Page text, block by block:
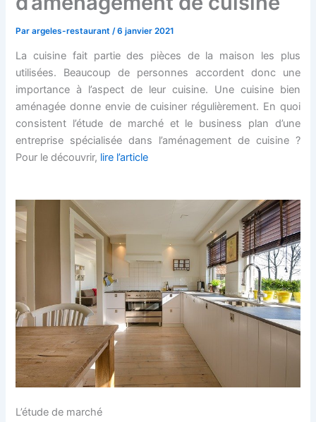
Parargeles-restaurant /6 janvier 2021
La cuisine fait partie des pièces de la maison les plus
utilisées. Beaucoup de personnes accordent donc une
importance à l’aspect de leur cuisine. Une cuisine bien
aménagée donne envie de cuisiner régulièrement. En quoi
consistent l’étude de marché et le business plan d’une
entreprise spécialisée dans l’aménagement de cuisine ?
Pour le découvrir, lire l’article
L’étude de marché